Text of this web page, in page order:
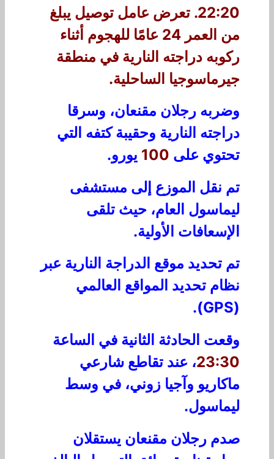
22:20. تعرض عامل توصيل يبلغ
من العمر 24 عامًا للهجوم أثناء
ركوبه دراجته النارية في منطقة
جيرماسوجيا الساحلية.
وضربه رجلان مقنعان، وسرقا
دراجته النارية وحقيبة كتفه التي
تحتوي على 100 يورو.
تم نقل الموزع إلى مستشفى
ليماسول العام، حيث تلقى
الإسعافات الأولية.
تم تحديد موقع الدراجة النارية عبر
نظام تحديد المواقع العالمي
(GPS).
وقعت الحادثة الثانية في الساعة
23:30، عند تقاطع شارعي
ماكاريو وآجيا زوني، في وسط
ليماسول.
صدم رجلان مقنعان يستقلان